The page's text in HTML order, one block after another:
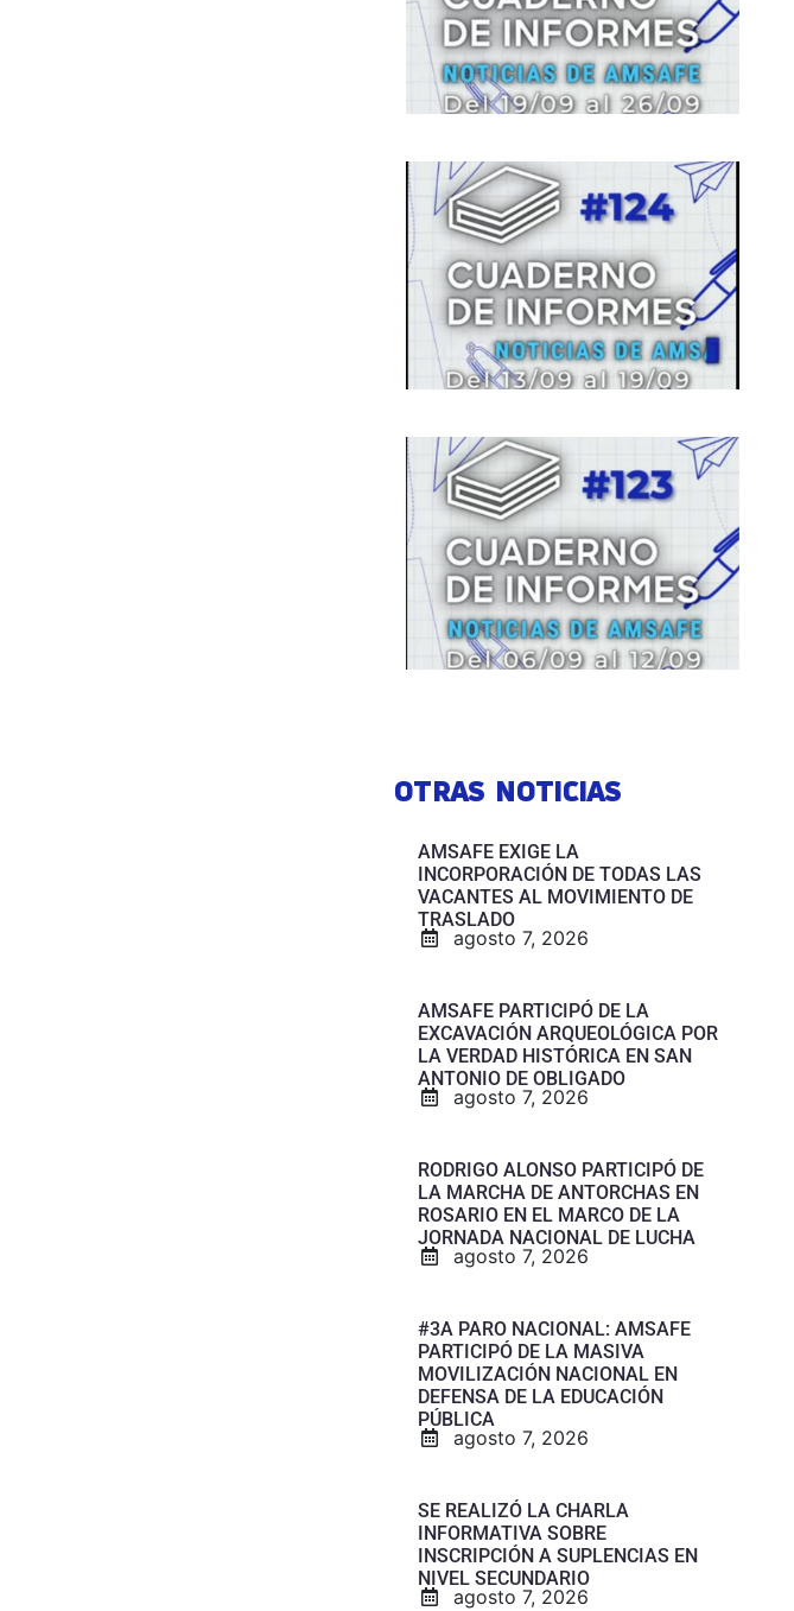
OTRAS NOTICIAS
AMSAFE EXIGE LA
INCORPORACIÓN DE TODAS LAS
VACANTES AL MOVIMIENTO DE
TRASLADO
agosto 7, 2026
AMSAFE PARTICIPÓ DE LA
EXCAVACIÓN ARQUEOLÓGICA POR
LA VERDAD HISTÓRICA EN SAN
ANTONIO DE OBLIGADO
agosto 7, 2026
RODRIGO ALONSO PARTICIPÓ DE
LA MARCHA DE ANTORCHAS EN
ROSARIO EN EL MARCO DE LA
JORNADA NACIONAL DE LUCHA
agosto 7, 2026
#3A PARO NACIONAL: AMSAFE
PARTICIPÓ DE LA MASIVA
MOVILIZACIÓN NACIONAL EN
DEFENSA DE LA EDUCACIÓN
PÚBLICA
agosto 7, 2026
SE REALIZÓ LA CHARLA
INFORMATIVA SOBRE
INSCRIPCIÓN A SUPLENCIAS EN
NIVEL SECUNDARIO
agosto 7, 2026